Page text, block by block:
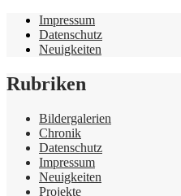
Impressum
Datenschutz
Neuigkeiten
Rubriken
Bildergalerien
Chronik
Datenschutz
Impressum
Neuigkeiten
Projekte